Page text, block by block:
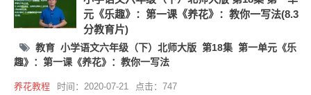
元《乐趣》：第一课《养花》：教你一写法(8.3
分教育片)
教育 小学语文六年级（下）北师大版 第18集 第一单元《乐
趣》：第一课《养花》：教你一写法
养花教程 时间：2020-07-21 点击：747